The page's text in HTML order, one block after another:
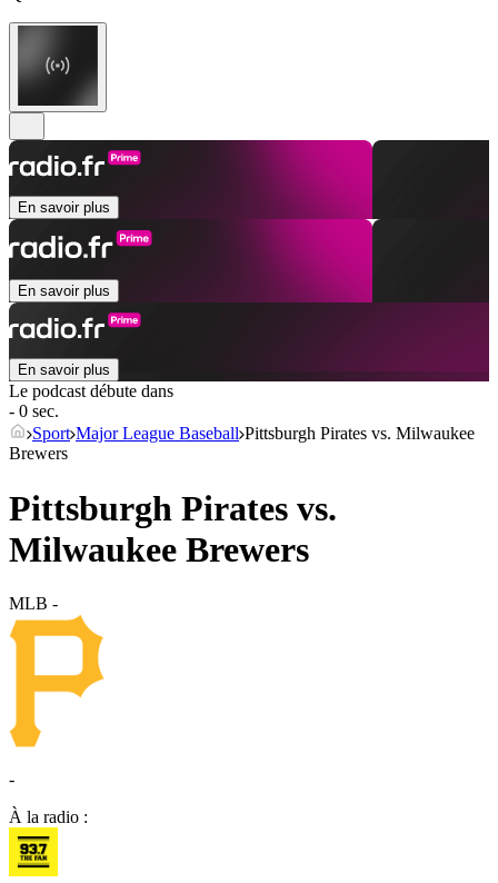
En savoir plus
En savoir plus
En savoir plus
Le podcast débute dans
- 0 sec.
Sport Major League Baseball Pittsburgh Pirates vs. Milwaukee
Brewers
Pittsburgh Pirates vs.
Milwaukee Brewers
MLB -
-
À la radio :